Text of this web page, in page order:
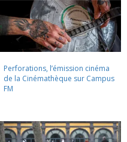
Perforations, l’émission cinéma
de la Cinémathèque sur Campus
FM